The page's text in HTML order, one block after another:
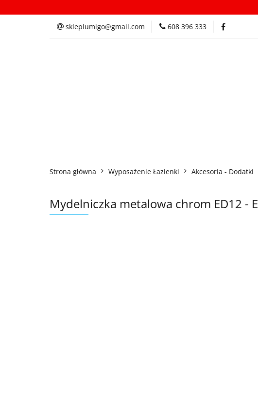
skleplumigo@gmail.com 608 396 333
Kategorie Inspiracje
Strona główna Wyposażenie Łazienki Akcesoria - Dodatki
Mydelniczka metalowa chrom ED12 -